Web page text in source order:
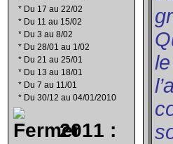
* Du 17 au 22/02
* Du 11 au 15/02
* Du 3 au 8/02
* Du 28/01 au 1/02
* Du 21 au 25/01
* Du 13 au 18/01
* Du 7 au 11/01
* Du 30/12 au 04/01/2010
2011 :